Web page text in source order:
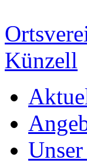
Künzell